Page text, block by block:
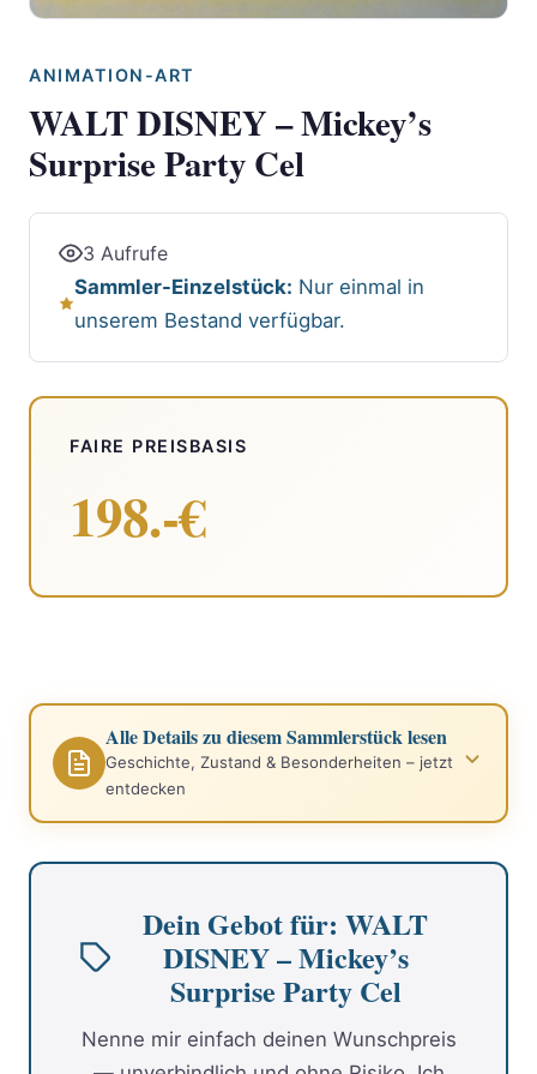
ANIMATION-ART
WALT DISNEY – Mickey’s
Surprise Party Cel
3 Aufrufe
Sammler-Einzelstück: Nur einmal in
unserem Bestand verfügbar.
FAIRE PREISBASIS
198.-€
Alle Details zu diesem Sammlerstück lesen
Geschichte, Zustand & Besonderheiten – jetzt
entdecken
Dein Gebot für: WALT
DISNEY – Mickey’s
Surprise Party Cel
Nenne mir einfach deinen Wunschpreis